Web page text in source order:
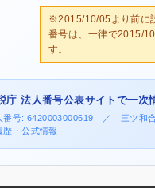
※2015/10/05より前に
番号は、一律で2015/
す。
庁 法人番号公表サイトで一次
番号: 6420003000619 ／ 三ツ和
歴・公式情報